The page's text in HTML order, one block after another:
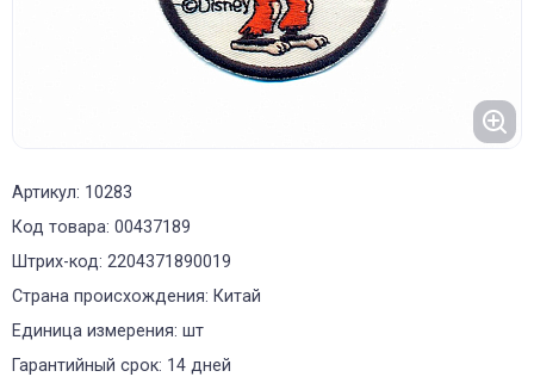
Артикул: 10283
Код товара: 00437189
Штрих-код: 2204371890019
Страна происхождения: Китай
Единица измерения: шт
Гарантийный срок: 14 дней